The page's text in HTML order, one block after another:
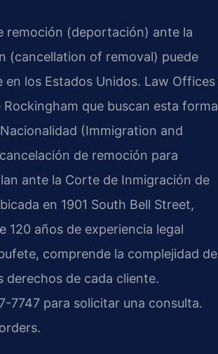
remoción (deportación) ante la
(cancellation of removal) puede
los Estados Unidos. Law Offices
Rockingham que buscan esta forma
(Immigration and
de remoción para
ante la Corte de Inmigración de
en 1901 South Bell Street,
120 años de experiencia legal
comprende la complejidad de
de cada cliente.
7747 para solicitar una consulta.